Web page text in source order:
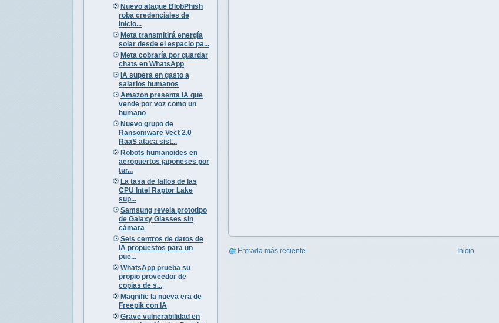
Nuevo ataque BlobPhish
roba credenciales de
inicio...
Meta transmitirá energía
solar desde el espacio pa...
Meta cobraría por guardar
chats en WhatsApp
IA supera en gasto a
salarios humanos
Amazon presenta IA que
vende por voz como un
humano
Nuevo grupo de
Ransomware Vect 2.0
RaaS ataca sist...
Robots humanoides en
aeropuertos japoneses por
tur...
La tasa de fallos de las
CPU Intel Raptor Lake
sup...
Samsung revela prototipo
de Galaxy Glasses sin
cámara
Seis centros de datos de
IA propuestos para un
pue...
WhatsApp prueba su
propio proveedor de
copias de s...
Magnific la nueva era de
Freepik con IA
Grave vulnerabilidad en
Entrada más reciente Inicio